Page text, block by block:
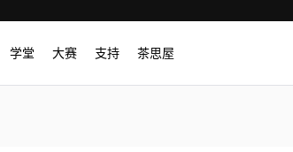
学堂 大赛 支持 茶思屋